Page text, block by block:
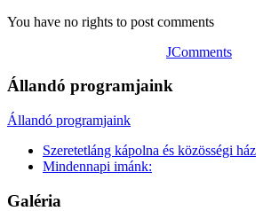
You have no rights to post comments
JComments
Állandó programjaink
Állandó programjaink
Szeretetláng kápolna és közösségi ház
Mindennapi imánk:
Galéria